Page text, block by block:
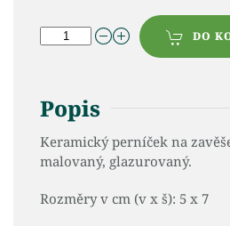
DO
Popis
Keramický perníček na
malovaný, glazurovaný.
Rozměry v cm (v x š): 5 x 7